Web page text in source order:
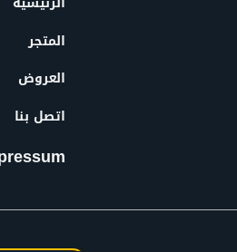
المتجر
العروض
اتصل بنا